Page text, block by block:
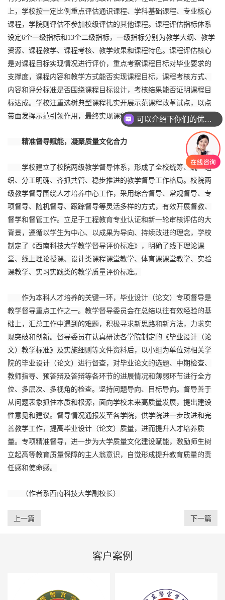
上，学校按一定比例重点评估通识课程、学科基础课程、专业核心
课程，学院则评估不参加校级评估的其他课程。课程评估指标体系
设定6个一级指标和13个二级指标，一级指标分别为教学大纲、教学
资源、课程教学、课程考核、教学效果和课程特色。课程评估核心
是对课程目标实现情况进行评价，重点考察课程目标对毕业要求的
支撑度，课程内容和教学方式能否实现课程目标，课程考核方式、
内容和评分标准是否围绕课程目标设计，考核结果能否证明课程目
标达成。学校注重选树典型课程扎实开展示范课程改革试点，以点
带面发挥示范引领作用，最终实现课程全覆盖。
精准督导赋能，凝聚质量文化合力
学校建立了校院两级教学督导体系，形成了全校统筹、统一组
织、分工明确、齐抓共管、稳步推进的教学督导工作格局。校院两
级教学督导围绕人才培养中心工作，采用综合督导、常规督导、专
项督导、随机督导、跟踪督导等灵活多样的方式，有效开展督教、
督学和督管工作。立足于工程教育专业认证和新一轮审核评估的大
背景，遵循以学生为中心、以成果为导向、持续改进的理念，学校
制定了《西南科技大学教学督导评价标准》，明确了线下理论课
堂、线上理论授课、设计类课程课堂教学、体育课课堂教学、实验
课教学、实习实践类的教学质量评价标准。
作为本科人才培养的关键一环，毕业设计（论文）专项督导是
教学督导重点工作之一。教学督导委员会在总结以往有效经验的基
础上，汇总工作中遇到的难题，积极寻求新思路和新方法，力求实
现突破和创新。督导委员在认真研读各学院制定的《毕业设计（论
文）教学标准》及实施细则等文件资料后，以小组为单位对相关学
院的毕业设计（论文）进行督查，对毕业论文的选题、中期检查、
教师指导、预答辩及答辩等各环节的进展情况和薄弱环节进行全方
位、多层次、多视角的检查。坚持问题导向、目标导向。督导善于
从问题表象抓住本质和根源，面向学校未来高质量发展，提出建设
性意见和建议。督导情况通报发至各学院，供学院进一步改进和完
善教学工作，提高毕业设计（论文）质量，进而提升人才培养质
量。专项精准督导，进一步为大学质量文化建设赋能，激励师生树
立起高等教育质量保障的主人翁意识，自觉形成提升教育质量的责
任感和使命感。
（作者系西南科技大学副校长）
上一篇 下一篇
客户案例
可以介绍下你们的优势么？
你们家资质齐全吗？